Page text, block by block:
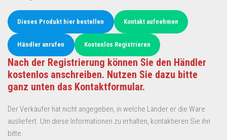
Dieses Produkt hier bestellen Kontakt aufnehmen
Händler anrufen Kostenlos Registrieren
Nach der Registrierung können Sie den Händler
kostenlos anschreiben. Nutzen Sie dazu bitte
ganz unten das Kontaktformular.
Der Verkäufer hat nicht angegeben, in welche Länder er die Ware
ausliefert. Um diese Informationen zu erhalten, kontaktieren Sie ihn
bitte.